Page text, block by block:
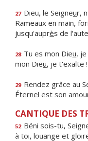
27 Dieu, le Seigneur,
Rameaux en main,
jusqu'auprès de
28 Tu es mon Dieu,
mon Dieu, je t'exalte !
29 Rendez grâce au
Éternel est son
CANTIQUE DES
52 Béni sois-tu,
à toi, louange et